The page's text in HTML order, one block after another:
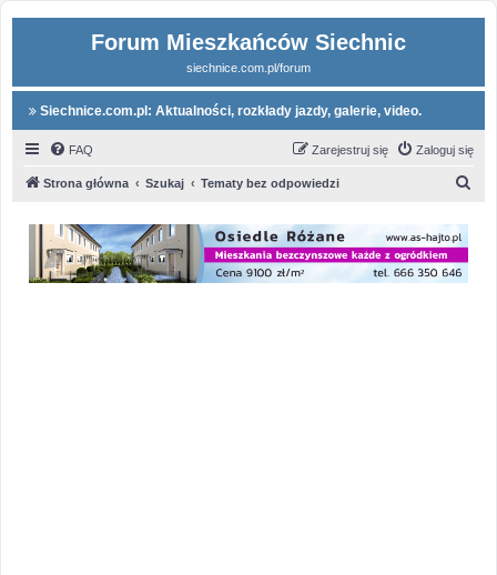
Forum Mieszkańców Siechnic
siechnice.com.pl/forum
Siechnice.com.pl: Aktualności, rozkłady jazdy, galerie, video.
FAQ Zaloguj się
Zarejestruj się
Strona główna Szukaj Tematy bez odpowiedzi